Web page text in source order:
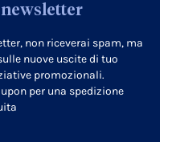
non riceverai spam, ma
nuove uscite di tuo
promozionali.
per una spedizione